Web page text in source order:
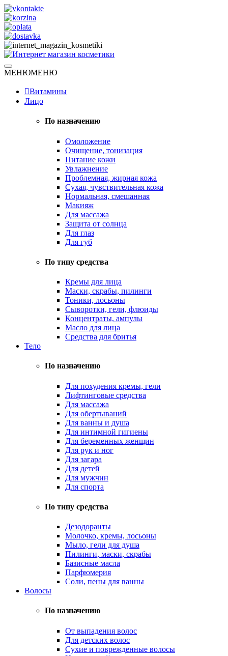
Skip
to
content
Интернет магазин косметики
Натуральная косметика
МЕНЮМЕНЮ
Витамины
Лицо
По назначению
Омоложение
Очищение, тонизация
Питание кожи
Увлажнение
Проблемная, жирная кожа
Сухая, чувствительная кожа
Нормальная, смешанная
Макияж
Для массажа
Защита от солнца
Для глаз
Для губ
По типу средства
Кремы для лица
Маски, скрабы, пилинги
Тоники, лосьоны
Сыворотки, гели, флюиды
Концентраты, ампулы
Масло для лица
Средства для бритья
Тело
По назначению
Для похудения кремы, гели
Лифтинговые средства
Для массажа
Для обертываний
Для ванны и душа
Для интимной гигиены
Для беременных женщин
Для рук и ног
Для загара
Для детей
Для мужчин
Для спорта
По типу средства
Дезодоранты
Молочко, кремы, лосьоны
Мыло, гели для душа
Пилинги, маски, скрабы
Базисные масла
Парфюмерия
Соли, пены для ванны
Волосы
По назначению
От выпадения волос
Для детских волос
Сухие и поврежденные волосы